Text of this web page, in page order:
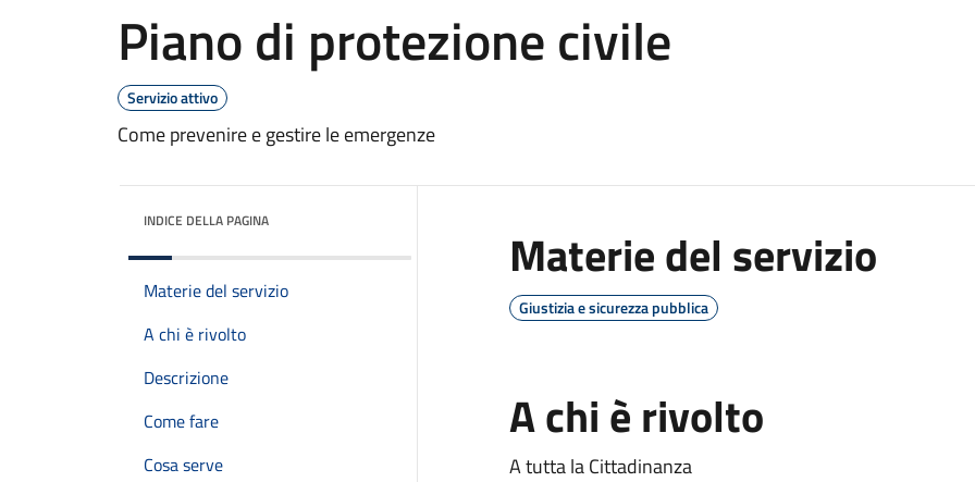
Piano di protezione civile
Servizio attivo
Come prevenire e gestire le emergenze
INDICE DELLA PAGINA
Materie del servizio
A chi è rivolto
Descrizione
Come fare
Cosa serve
Materie del servizio
Giustizia e sicurezza pubblica
A chi è rivolto
A tutta la Cittadinanza